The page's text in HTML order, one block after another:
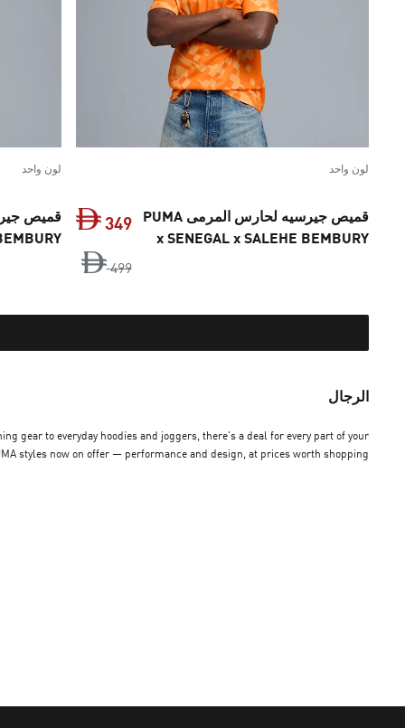
لون واحد
قميص جيرسيه لحارس المرمى PUMA
x SENEGAL x SALEHE BEMBURY
499 السعر الأصلي ‏499 Dh‏
349
لون واحد
الرجال
gear to everyday hoodies and joggers, there's a deal for every part of your
styles now on offer — performance and design, at prices worth shopping.